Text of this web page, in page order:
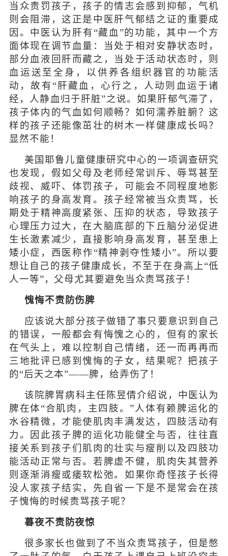
当众责罚孩子，孩子的情志会感到抑郁，气机
则会阻滞，这正是中医肝气郁结之证的重要成
因。中医认为肝有“藏血”的功能，其中一个方
面体现在调节血量：当处于相对安静状态时，
部分血液回肝而藏之，当处于活动状态时，则
血运送至全身，以供养各组织器官的功能活
动，故有“肝藏血，心行之，人动则血运于诸
经，人静血归于肝脏”之说。如果肝郁气滞了，
孩子体内的气血如何顺畅？如何濡养脏腑？这
样的孩子还能像茁壮的树木一样健康成长吗？
显然不能！
美国耶鲁儿童健康研究中心的一项调查研究
也发现，假如父母及老师经常训斥、辱骂甚至
歧视、威吓、体罚孩子，可能会不同程度地影
响孩子的身高发育。孩子经常被当众责骂，长
期处于精神高度紧张、压抑的状态，导致孩子
心理压力过大，在大脑底部的下丘脑分泌促进
生长激素减少，直接影响身高发育，甚至患上
矮小症，西医称作“精神剥夺性矮小”。所以要
想让自己的孩子健康成长，不至于在身高上“低
人一等”，父母尤其要避免当众责骂孩子！
愧悔不责防伤脾
应该说大部分孩子做错了事只要意识到自己
的错误，一般都会有悔愧之心的，但有的家长
在气头上，难以控制自己情绪，还一而再再而
三地批评已感到愧悔的子女，结果呢？把孩子
的“后天之本”——脾，给弄伤了！
该院脾胃病科主任陈昱倩介绍说，中医认为
脾在体“合肌肉，主四肢。”人体有赖脾运化的
水谷精微，才能使肌肉丰满发达，四肢活动有
力。因此孩子脾的运化功能健全与否，往往直
接关系到孩子们肌肉的壮实与瘦削以及四肢功
能活动正常与否。若脾虚不健，肌肉失其营养
则逐渐消瘦或痿软松弛。如果你奇怪孩子长得
没人家孩子结实，先自省一下是不是常会在孩
子愧悔的时候责骂孩子呢？
暮夜不责防夜惊
很多家长也做到了不当众责骂孩子，但是憋